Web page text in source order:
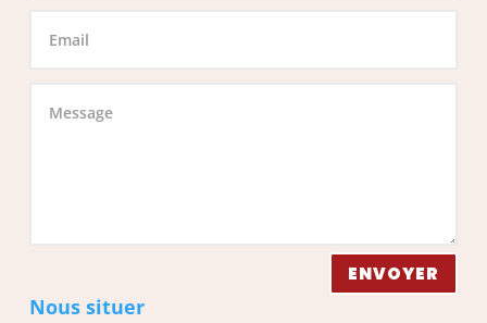
ENVOYER
Nous situer